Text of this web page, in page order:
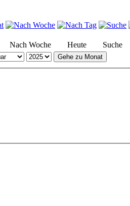
Nach Woche Heute Suche
Gehe zu Monat